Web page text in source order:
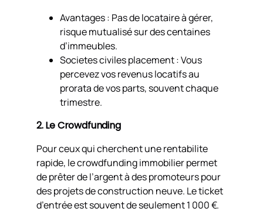
Avantages : Pas de locataire à gérer,
risque mutualisé sur des centaines
d’immeubles.
Societes civiles placement : Vous
percevez vos revenus locatifs au
prorata de vos parts, souvent chaque
trimestre.
2. Le Crowdfunding
Pour ceux qui cherchent une rentabilite
rapide, le crowdfunding immobilier permet
de prêter de l’argent à des promoteurs pour
des projets de construction neuve. Le ticket
d’entrée est souvent de seulement 1 000 €.